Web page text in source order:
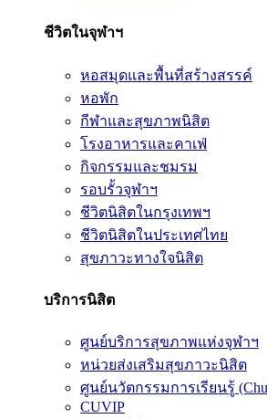
ชีวิตในจุฬาฯ
หอสมุดและพื้นที่สร้างสรรค์
หอพัก
กีฬาและสุขภาพนิสิต
โรงอาหารและคาเฟ่
กิจกรรมและชมรม
รอบรั้วจุฬาฯ
ชีวิตนิสิตในกรุงเทพฯ
ชีวิตนิสิตในประเทศไทย
สุขภาวะทางใจนิสิต
บริการนิสิต
ศูนย์บริการสุขภาพแห่งจุฬาฯ
หน่วยส่งเสริมสุขภาวะนิสิต
ศูนย์นวัตกรรมการเรียนรู้
CUVIP